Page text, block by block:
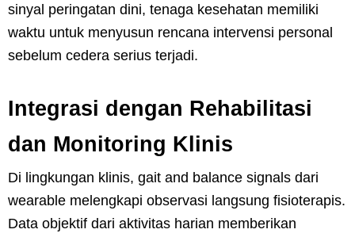
sinyal peringatan dini, tenaga kesehatan memiliki
waktu untuk menyusun rencana intervensi personal
sebelum cedera serius terjadi.
Integrasi dengan Rehabilitasi
dan Monitoring Klinis
Di lingkungan klinis, gait and balance signals dari
wearable melengkapi observasi langsung fisioterapis.
Data objektif dari aktivitas harian memberikan